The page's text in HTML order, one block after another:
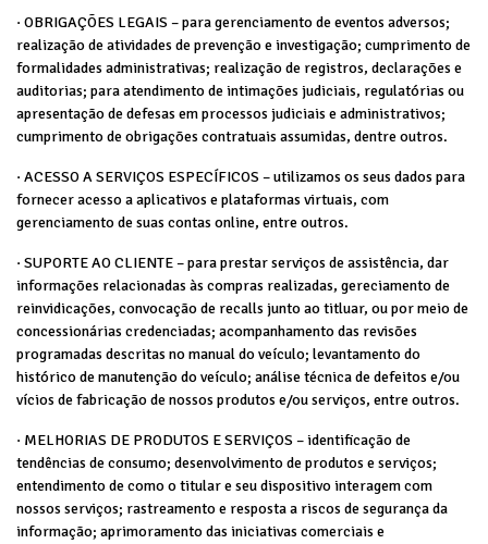
· OBRIGAÇÕES LEGAIS – para gerenciamento de eventos adversos;
realização de atividades de prevenção e investigação; cumprimento de
formalidades administrativas; realização de registros, declarações e
auditorias; para atendimento de intimações judiciais, regulatórias ou
apresentação de defesas em processos judiciais e administrativos;
cumprimento de obrigações contratuais assumidas, dentre outros.
· ACESSO A SERVIÇOS ESPECÍFICOS – utilizamos os seus dados para
fornecer acesso a aplicativos e plataformas virtuais, com
gerenciamento de suas contas online, entre outros.
· SUPORTE AO CLIENTE – para prestar serviços de assistência, dar
informações relacionadas às compras realizadas, gereciamento de
reinvidicações, convocação de recalls junto ao titluar, ou por meio de
concessionárias credenciadas; acompanhamento das revisões
programadas descritas no manual do veículo; levantamento do
histórico de manutenção do veículo; análise técnica de defeitos e/ou
vícios de fabricação de nossos produtos e/ou serviços, entre outros.
· MELHORIAS DE PRODUTOS E SERVIÇOS – identificação de
tendências de consumo; desenvolvimento de produtos e serviços;
entendimento de como o titular e seu dispositivo interagem com
nossos serviços; rastreamento e resposta a riscos de segurança da
informação; aprimoramento das iniciativas comerciais e